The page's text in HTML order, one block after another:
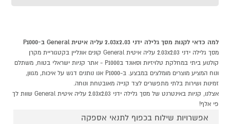
למה כדאי לקנות מסך גלילה ידני 2.03x2.03 עליה איטית General ב-P1000
מסך גלילה ידני 2.03x2.03 עליה איטית General קונים אונליין בקטגוריית מקרן
קולנוע ביתי במחלקת טלויזיות וסאונד בP1000 - אתר קניות ישראלי בטוח, משתלם
ונוח המציע מוצרים מומלצים במבצע. ב-P1000 אנו נותנים דגש על איכות, מגוון,
זמינות ושירות בלתי מתפשרים לצד קנייה מאובטחת ונוחה.
אצלנו, קניות באינטרנט של מסך גלילה ידני 2.03x2.03 עליה איטית General שוות לך
פי אלף!
אפשרויות שילוח בכפוף לתנאי אספקה